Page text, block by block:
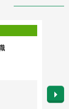
勤務
英語
給 与